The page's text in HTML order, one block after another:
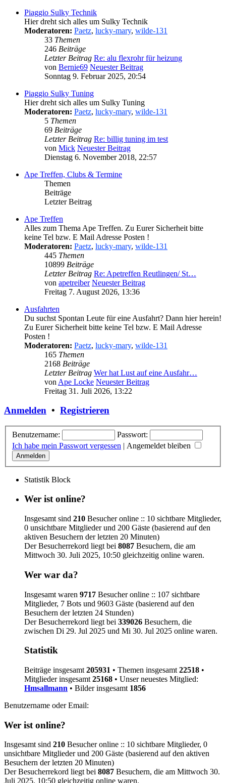
Piaggio Sulky Technik
Hier dreht sich alles um Sulky Technik
Moderatoren: Paetz, lucky-mary, wilde-131
33 Themen
246 Beiträge
Letzter Beitrag Re: alu flexrohr für heizung
von Bernie69 Neuester Beitrag
Sonntag 9. Februar 2025, 20:54
Piaggio Sulky Tuning
Hier dreht sich alles um Sulky Tuning
Moderatoren: Paetz, lucky-mary, wilde-131
5 Themen
69 Beiträge
Letzter Beitrag Re: billig tuning im test
von Mick Neuester Beitrag
Dienstag 6. November 2018, 22:57
Ape Treffen, Clubs & Termine
Themen
Beiträge
Letzter Beitrag
Ape Treffen
Alles zum Thema Ape Treffen. Zu Eurer Sicherheit bitte
keine Tel bzw. E Mail Adresse Posten !
Moderatoren: Paetz, lucky-mary, wilde-131
445 Themen
10899 Beiträge
Letzter Beitrag Re: Apetreffen Reutlingen/ St…
von apetreiber Neuester Beitrag
Freitag 7. August 2026, 13:36
Ausfahrten
Du suchst Spontan Leute für eine Ausfahrt? Dann hier herein!
Zu Eurer Sicherheit bitte keine Tel bzw. E Mail Adresse
Posten !
Moderatoren: Paetz, lucky-mary, wilde-131
165 Themen
2168 Beiträge
Letzter Beitrag Wer hat Lust auf eine Ausfahr…
von Ape Locke Neuester Beitrag
Freitag 31. Juli 2026, 13:22
Anmelden • Registrieren
Benutzername:
Passwort:
Ich habe mein Passwort vergessen | Angemeldet bleiben
Statistik Block
Wer ist online?
Insgesamt sind 210 Besucher online :: 10 sichtbare Mitglieder,
0 unsichtbare Mitglieder und 200 Gäste (basierend auf den
aktiven Besuchern der letzten 20 Minuten)
Der Besucherrekord liegt bei 8087 Besuchern, die am
Mittwoch 30. Juli 2025, 10:50 gleichzeitig online waren.
Wer war da?
Insgesamt waren 9717 Besucher online :: 107 sichtbare
Mitglieder, 7 Bots und 9603 Gäste (basierend auf den
Besuchern der letzten 24 Stunden)
Der Besucherrekord liegt bei 339026 Besuchern, die
zwischen Di 29. Jul 2025 und Mi 30. Jul 2025 online waren.
Statistik
Beiträge insgesamt 205931 • Themen insgesamt 22518 •
Mitglieder insgesamt 25168 • Unser neuestes Mitglied:
Hmsallmann • Bilder insgesamt 1856
Benutzername oder Email:
Wer ist online?
Insgesamt sind 210 Besucher online :: 10 sichtbare Mitglieder, 0
unsichtbare Mitglieder und 200 Gäste (basierend auf den aktiven
Besuchern der letzten 20 Minuten)
Der Besucherrekord liegt bei 8087 Besuchern, die am Mittwoch 30.
Juli 2025, 10:50 gleichzeitig online waren.